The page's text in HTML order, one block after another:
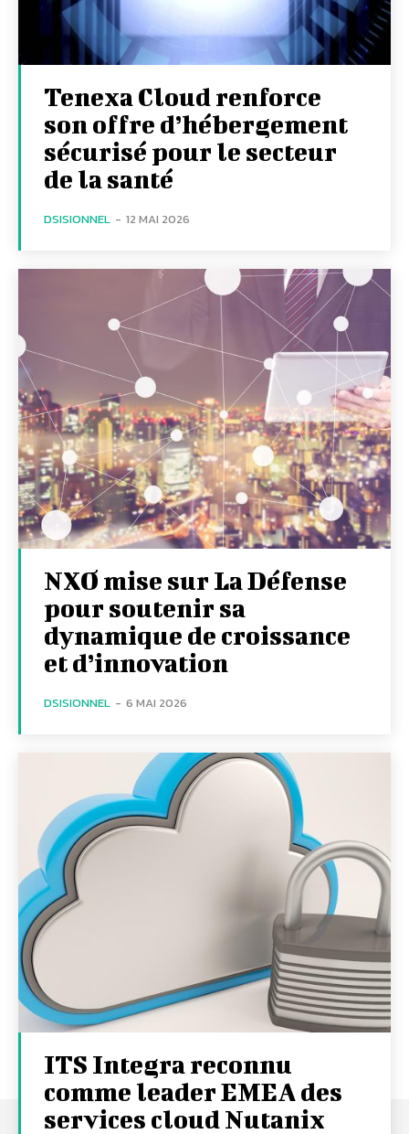
Tenexa Cloud renforce
son offre d’hébergement
sécurisé pour le secteur
de la santé
DSISIONNEL - 12 MAI 2026
NXO mise sur La Défense
pour soutenir sa
dynamique de croissance
et d’innovation
DSISIONNEL - 6 MAI 2026
ITS Integra reconnu
comme leader EMEA des
services cloud Nutanix